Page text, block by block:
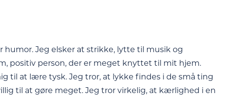
humor. Jeg elsker at strikke, lytte til musik og
positiv person, der er meget knyttet til mit hjem.
til at lære tysk. Jeg tror, at lykke findes i de små ting
til at gøre meget. Jeg tror virkelig, at kærlighed i en